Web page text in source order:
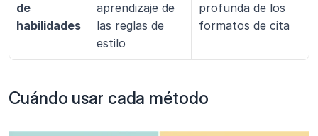
de
habilidades
aprendizaje de
las reglas de
estilo
profunda de los
formatos de cita
Cuándo usar cada método